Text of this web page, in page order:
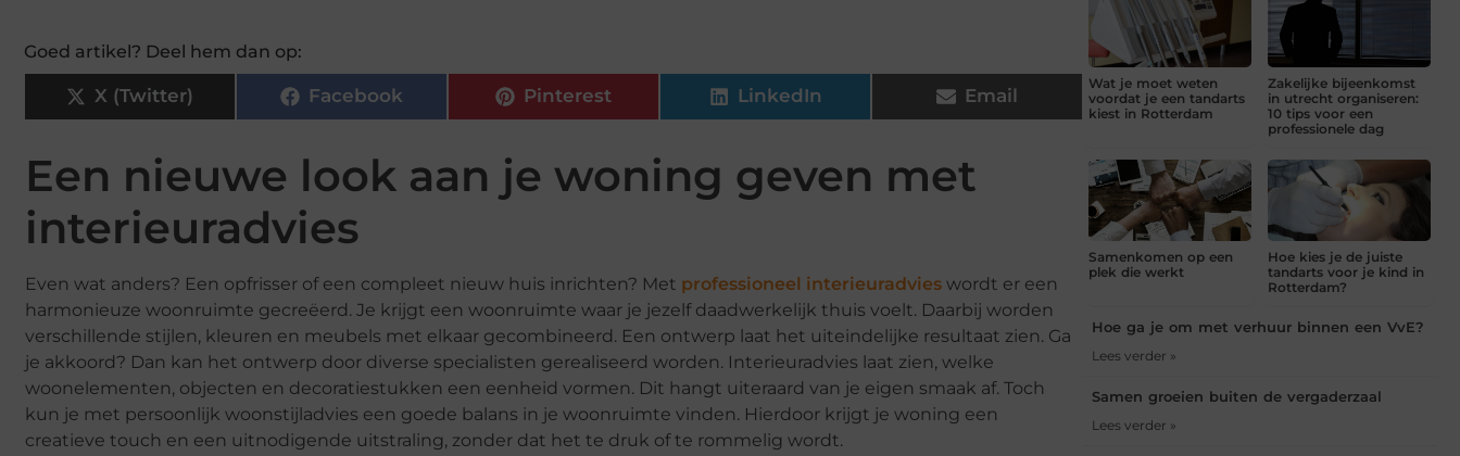
Goed artikel? Deel hem dan op:
X (Twitter) Facebook Pinterest LinkedIn Email
Een nieuwe look aan je woning geven met
interieuradvies
Even wat anders? Een opfrisser of een compleet nieuw huis inrichten? Met professioneel interieuradvies wordt er een
harmonieuze woonruimte gecreëerd. Je krijgt een woonruimte waar je jezelf daadwerkelijk thuis voelt. Daarbij worden
verschillende stijlen, kleuren en meubels met elkaar gecombineerd. Een ontwerp laat het uiteindelijke resultaat zien. Ga
je akkoord? Dan kan het ontwerp door diverse specialisten gerealiseerd worden. Interieuradvies laat zien, welke
woonelementen, objecten en decoratiestukken een eenheid vormen. Dit hangt uiteraard van je eigen smaak af. Toch
kun je met persoonlijk woonstijladvies een goede balans in je woonruimte vinden. Hierdoor krijgt je woning een
creatieve touch en een uitnodigende uitstraling, zonder dat het te druk of te rommelig wordt.
Wat je moet weten
voordat je een tandarts
kiest in Rotterdam
Zakelijke bijeenkomst
in utrecht organiseren:
10 tips voor een
professionele dag
Samenkomen op een
plek die werkt
Hoe kies je de juiste
tandarts voor je kind in
Rotterdam?
Hoe ga je om met verhuur binnen een VvE?
Lees verder »
Samen groeien buiten de vergaderzaal
Lees verder »